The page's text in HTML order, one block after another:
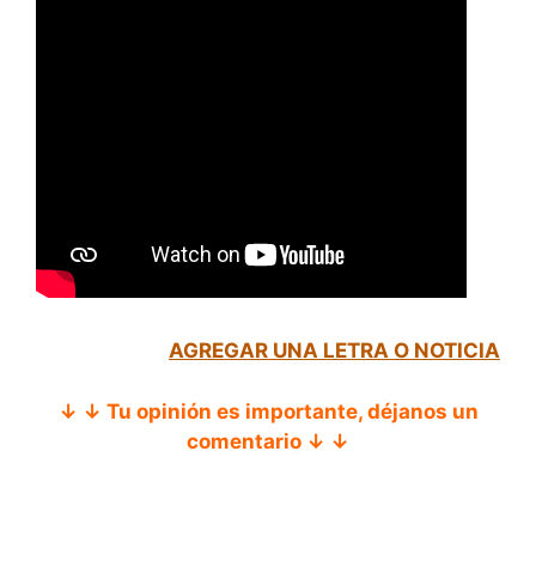
AGREGAR UNA LETRA O NOTICIA
↓ ↓ Tu opinión es importante, déjanos un
comentario ↓ ↓